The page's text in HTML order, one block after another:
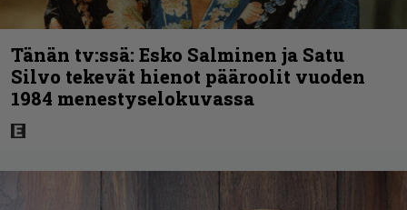
Tänän tv:ssä: Esko Salminen ja Satu
Silvo tekevät hienot pääroolit vuoden
1984 menestyselokuvassa